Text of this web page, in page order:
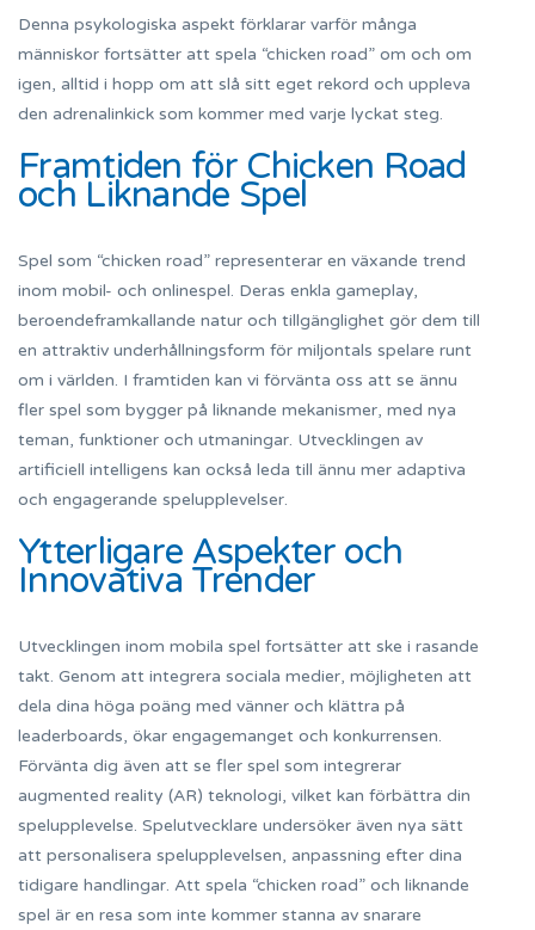
Denna psykologiska aspekt förklarar varför många
människor fortsätter att spela “chicken road” om och om
igen, alltid i hopp om att slå sitt eget rekord och uppleva
den adrenalinkick som kommer med varje lyckat steg.
Framtiden för Chicken Road
och Liknande Spel
Spel som “chicken road” representerar en växande trend
inom mobil- och onlinespel. Deras enkla gameplay,
beroendeframkallande natur och tillgänglighet gör dem till
en attraktiv underhållningsform för miljontals spelare runt
om i världen. I framtiden kan vi förvänta oss att se ännu
fler spel som bygger på liknande mekanismer, med nya
teman, funktioner och utmaningar. Utvecklingen av
artificiell intelligens kan också leda till ännu mer adaptiva
och engagerande spelupplevelser.
Ytterligare Aspekter och
Innovativa Trender
Utvecklingen inom mobila spel fortsätter att ske i rasande
takt. Genom att integrera sociala medier, möjligheten att
dela dina höga poäng med vänner och klättra på
leaderboards, ökar engagemanget och konkurrensen.
Förvänta dig även att se fler spel som integrerar
augmented reality (AR) teknologi, vilket kan förbättra din
spelupplevelse. Spelutvecklare undersöker även nya sätt
att personalisera spelupplevelsen, anpassning efter dina
tidigare handlingar. Att spela “chicken road” och liknande
spel är en resa som inte kommer stanna av snarare